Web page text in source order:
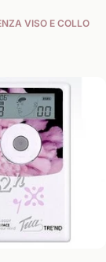
VISO E COLLO
carrello